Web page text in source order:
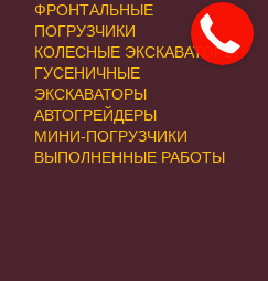
ФРОНТАЛЬНЫЕ
ПОГРУЗЧИКИ
КОЛЕСНЫЕ ЭКСКАВАТОРЫ
ГУСЕНИЧНЫЕ
ЭКСКАВАТОРЫ
АВТОГРЕЙДЕРЫ
МИНИ-ПОГРУЗЧИКИ
ВЫПОЛНЕННЫЕ РАБОТЫ